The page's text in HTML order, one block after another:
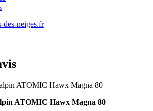
neiges.fr
ATOMIC Hawx Magna 80